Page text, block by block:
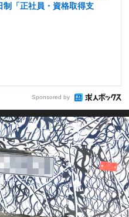
制「正社員・資格取得支
Sponsored by